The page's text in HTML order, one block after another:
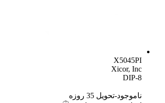
X5045PI
Xicor, Inc
DIP-8
ناموجود-تحویل 35 روزه